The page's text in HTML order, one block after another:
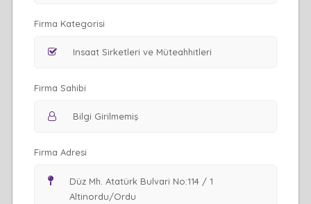
Firma Kategorisi
Firma Sahibi
Firma Adresi